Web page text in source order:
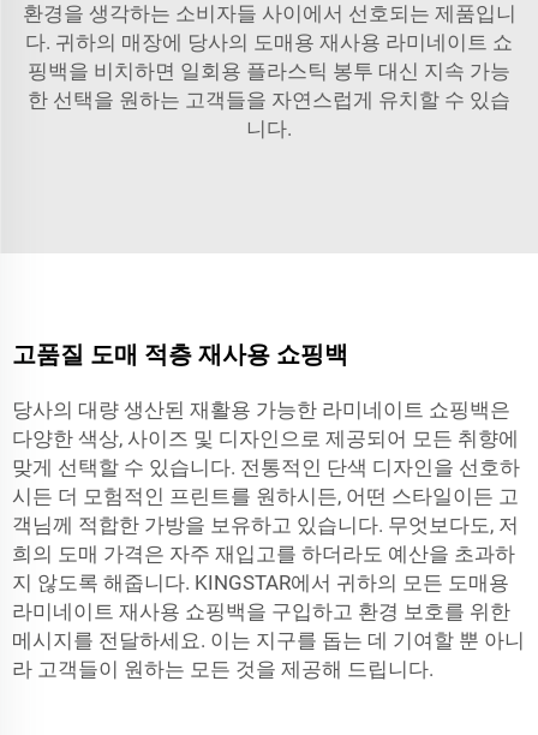
환경을 생각하는 소비자들 사이에서 선호되는 제품입니
다. 귀하의 매장에 당사의 도매용 재사용 라미네이트 쇼
핑백을 비치하면 일회용 플라스틱 봉투 대신 지속 가능
한 선택을 원하는 고객들을 자연스럽게 유치할 수 있습
니다.
고품질 도매 적층 재사용 쇼핑백
당사의 대량 생산된 재활용 가능한 라미네이트 쇼핑백은
다양한 색상, 사이즈 및 디자인으로 제공되어 모든 취향에
맞게 선택할 수 있습니다. 전통적인 단색 디자인을 선호하
시든 더 모험적인 프린트를 원하시든, 어떤 스타일이든 고
객님께 적합한 가방을 보유하고 있습니다. 무엇보다도, 저
희의 도매 가격은 자주 재입고를 하더라도 예산을 초과하
지 않도록 해줍니다. KINGSTAR에서 귀하의 모든 도매용
라미네이트 재사용 쇼핑백을 구입하고 환경 보호를 위한
메시지를 전달하세요. 이는 지구를 돕는 데 기여할 뿐 아니
라 고객들이 원하는 모든 것을 제공해 드립니다.